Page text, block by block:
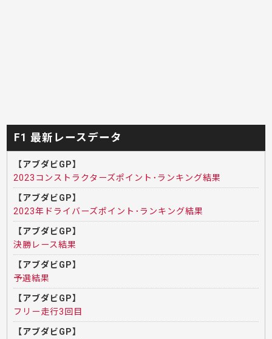
F1 最新レースデータ
【アブダビGP】
2023コンストラクターズポイント･ランキング結果
【アブダビGP】
2023年ドライバーズポイント･ランキング結果
【アブダビGP】
決勝レース結果
【アブダビGP】
予選結果
【アブダビGP】
フリー走行3回目
【アブダビGP】